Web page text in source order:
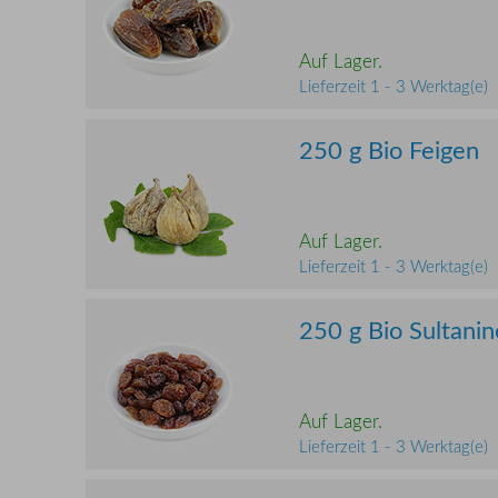
Auf Lager.
Lieferzeit 1 - 3 Werktag(e)
250 g Bio Feigen
Auf Lager.
Lieferzeit 1 - 3 Werktag(e)
250 g Bio
Auf Lager.
Lieferzeit 1 - 3 Werktag(e)